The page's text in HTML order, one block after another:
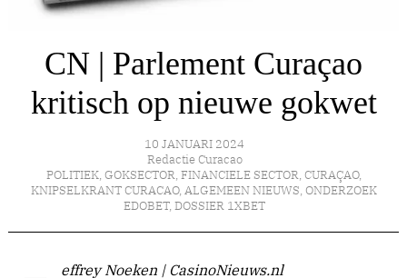
CN | Parlement Curaçao
kritisch op nieuwe gokwet
10 JANUARI 2024
Redactie Curacao
POLITIEK, GOKSECTOR, FINANCIELE SECTOR, CURAÇAO,
KNIPSELKRANT CURACAO, ALGEMEEN NIEUWS, ONDERZOEK
EDOBET, DOSSIER 1XBET
Jeffrey Noeken | CasinoNieuws.nl